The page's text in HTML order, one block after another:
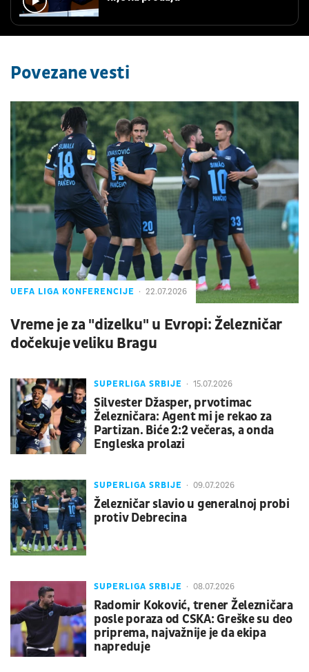
Povezane vesti
UEFA LIGA KONFERENCIJE 22.07.2026
Vreme je za "dizelku" u Evropi: Železničar
dočekuje veliku Bragu
SUPERLIGA SRBIJE 15.07.2026
Silvester Džasper, prvotimac
Železničara: Agent mi je rekao za
Partizan. Biće 2:2 večeras, a onda
Engleska prolazi
SUPERLIGA SRBIJE 09.07.2026
Železničar slavio u generalnoj probi
protiv Debrecina
SUPERLIGA SRBIJE 08.07.2026
Radomir Koković, trener Železničara
posle poraza od CSKA: Greške su deo
priprema, najvažnije je da ekipa
napreduje